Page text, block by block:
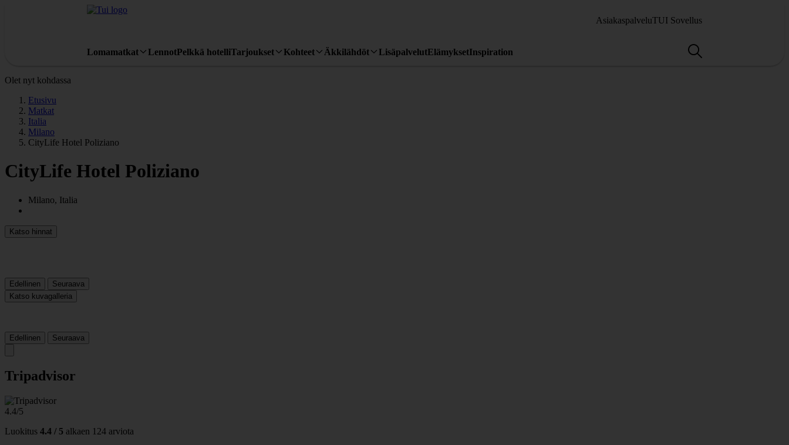
AsiakaspalveluTUI Sovellus
Lomamatkat LennotPelkkä hotelliTarjoukset Kohteet Äkkilähdöt LisäpalvelutElämyksetInspiration
Olet nyt kohdassa
Etusivu
Matkat
Italia
Milano
CityLife Hotel Poliziano
CityLife Hotel Poliziano
Milano, Italia
Katso hinnat
Edellinen
Seuraava
Katso kuvagalleria
Edellinen Seuraava
Tripadvisor
4.4/5
Luokitus 4.4 / 5 alkaen 124 arviota